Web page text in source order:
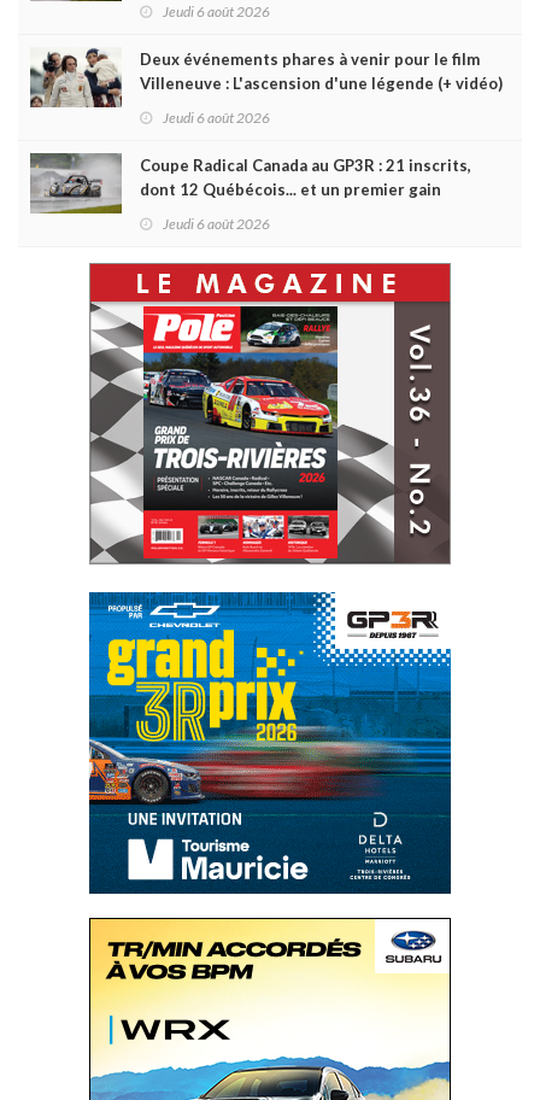
Jeudi 6 août 2026
Deux événements phares à venir pour le film
Villeneuve : L'ascension d'une légende (+ vidéo)
Jeudi 6 août 2026
Coupe Radical Canada au GP3R : 21 inscrits,
dont 12 Québécois... et un premier gain
Jeudi 6 août 2026